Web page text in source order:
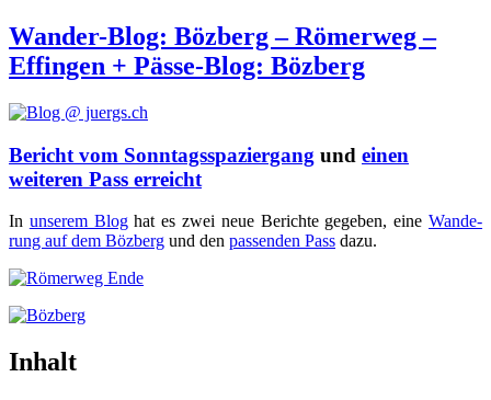
Wander-Blog: Bözberg – Römerweg –
Effingen + Pässe-Blog: Bözberg
Bericht vom Sonntagsspaziergang und einen
weiteren Pass erreicht
In unse­rem Bloghat es zwei neue Berich­te gege­ben, eineWan­de­
rung auf dem Böz­berg und den pas­sen­den Pass dazu.
Inhalt